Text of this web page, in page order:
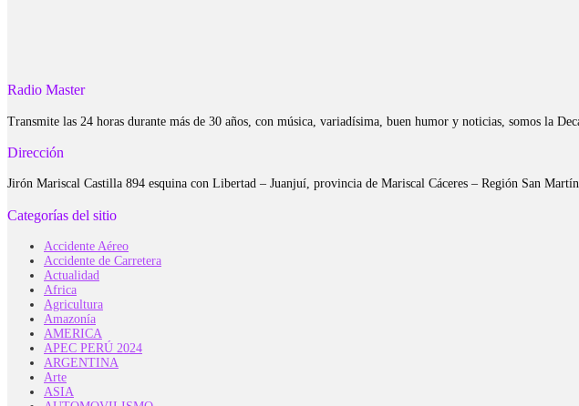
Radio Master
Transmite las 24 horas durante más de 30 años, con música, variadísima, buen humor y noticias, somos la
Dirección
Jirón Mariscal Castilla 894 esquina con Libertad – Juanjuí, provincia de Mariscal Cáceres – Región San
Categorías del sitio
Accidente Aéreo
Accidente de Carretera
Actualidad
Africa
Agricultura
Amazonía
AMERICA
APEC PERÚ 2024
ARGENTINA
Arte
ASIA